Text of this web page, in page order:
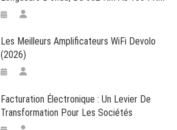
Les Meilleurs Amplificateurs WiFi Devolo
(2026)
Facturation Électronique : Un Levier De
Transformation Pour Les Sociétés